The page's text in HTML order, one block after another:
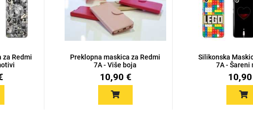
za Redmi
Preklopna maskica za Redmi
7A - Više boja
10,90 €
Silikonska
7A - Šareni